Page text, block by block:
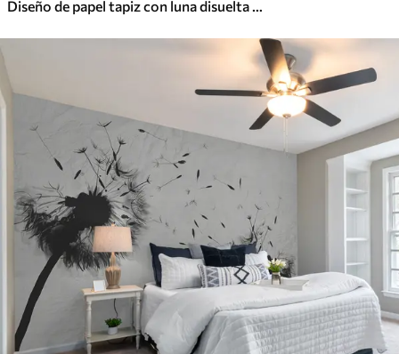
Diseño de papel tapiz con luna disuelta sobre fondo negro grunge